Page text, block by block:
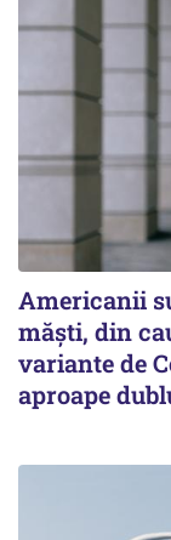
Americanii
măști, din
variante de
aproape